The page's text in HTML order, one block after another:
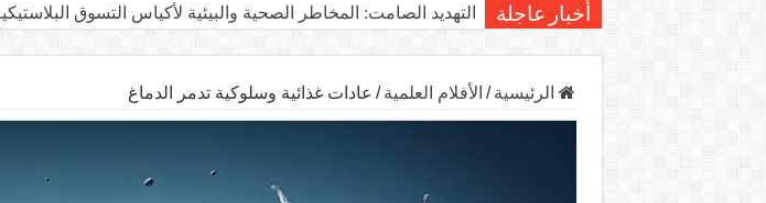
أخبار عاجلة التهديد الصامت: المخاطر الصحية والبيئية لأكياس التسوق
الرئيسية / الأفلام العلمية / عادات غذائية وسلوكية تدمر الدماغ